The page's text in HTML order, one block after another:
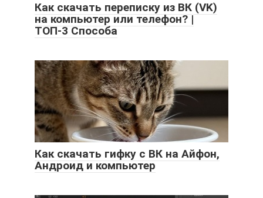
Как скачать переписку из ВК (VK)
на компьютер или телефон? |
ТОП-3 Способа
Как скачать гифку с ВК на Айфон,
Андроид и компьютер